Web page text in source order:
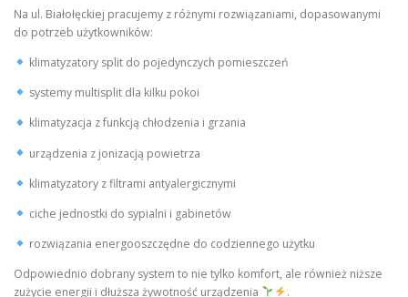
Na ul. Białołęckiej pracujemy z różnymi rozwiązaniami, dopasowanymi
do potrzeb użytkowników:
klimatyzatory split do pojedynczych pomieszczeń
systemy multisplit dla kilku pokoi
klimatyzacja z funkcją chłodzenia i grzania
urządzenia z jonizacją powietrza
klimatyzatory z filtrami antyalergicznymi
ciche jednostki do sypialni i gabinetów
rozwiązania energooszczędne do codziennego użytku
Odpowiednio dobrany system to nie tylko komfort, ale również niższe
zużycie energii i dłuższa żywotność urządzenia
.